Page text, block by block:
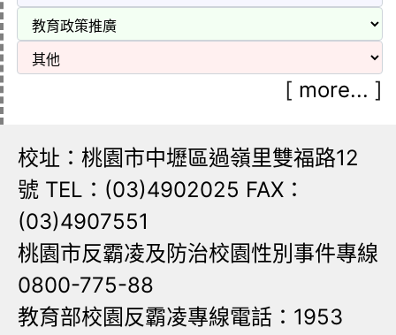
[ more... ]
校址：桃園市中壢區過嶺里雙福路12
號 TEL：(03)4902025 FAX：
(03)4907551
桃園市反霸凌及防治校園性別事件專線
0800-775-88
教育部校園反霸凌專線電話：1953